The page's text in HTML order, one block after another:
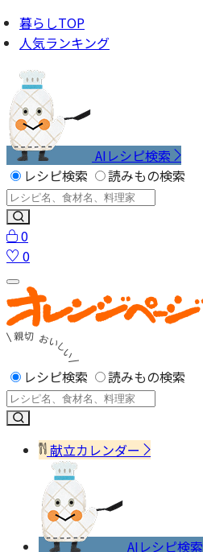
暮らしTOP
人気ランキング
AIレシピ検索
レシピ検索
読みもの検索
0
0
レシピ検索 読みもの検索
献立カレンダー
AIレシピ検索